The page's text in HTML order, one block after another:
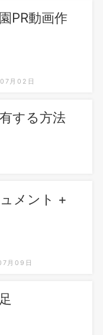
PR動画作
月02日
する方法
メント +
月09日